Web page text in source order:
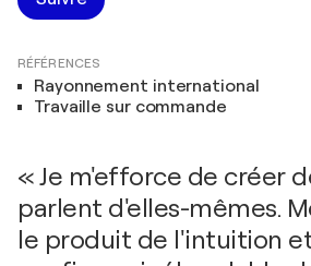
RÉFÉRENCES
Rayonnement international
Travaille sur commande
« Je m'efforce de créer
parlent d'elles-mêmes.
le produit de l'intuition